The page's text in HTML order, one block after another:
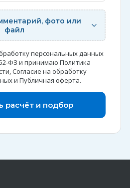
фото или
файл
персональных данных
ФЗ и принимаю Политика
,Согласие на обработку
и Публичная оферта.
расчёт и подбор